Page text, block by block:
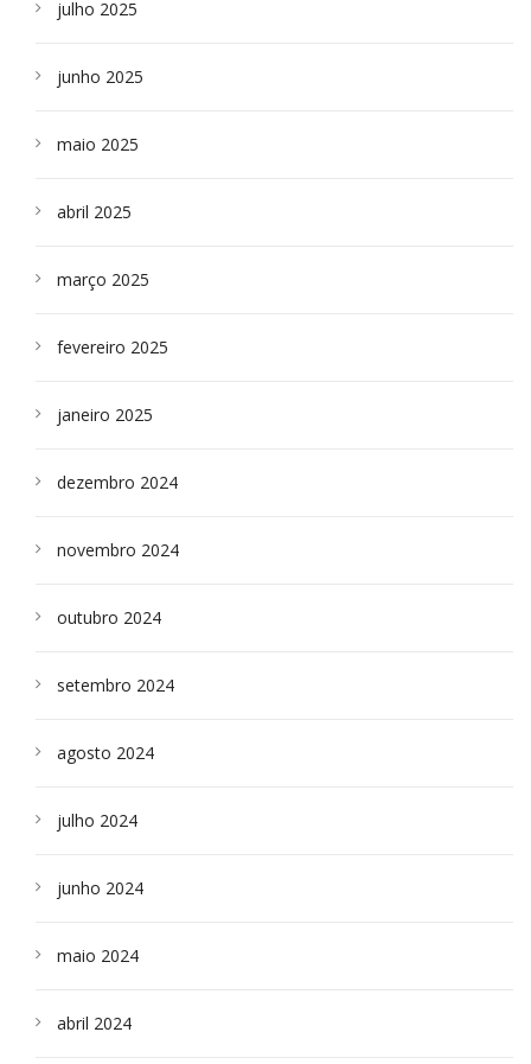
julho 2025
junho 2025
maio 2025
abril 2025
março 2025
fevereiro 2025
janeiro 2025
dezembro 2024
novembro 2024
outubro 2024
setembro 2024
agosto 2024
julho 2024
junho 2024
maio 2024
abril 2024